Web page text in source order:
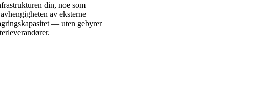
din, noe som
av eksterne
— uten gebyrer